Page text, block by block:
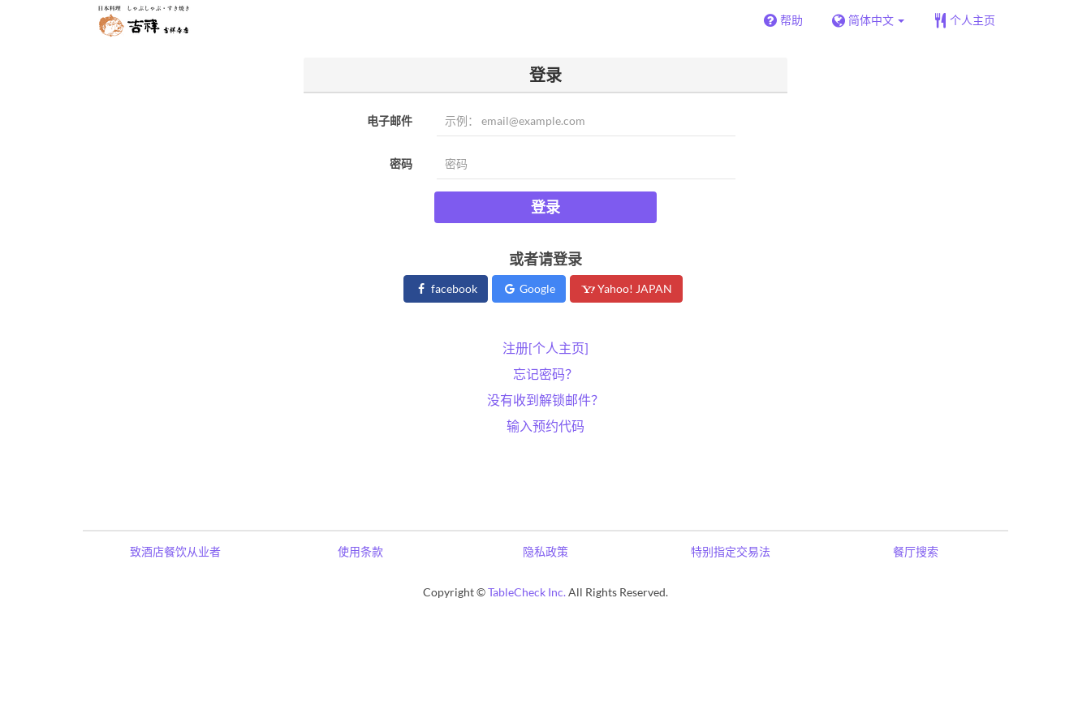
帮助 简体中文 个人主页
登录
电子邮件
密码
登录
或者请登录
facebook Google Yahoo! JAPAN
注册[个人主页]
忘记密码？
没有收到解锁邮件？
输入预约代码
致酒店餐饮从业者 使用条款 隐私政策 特别指定交易法 餐厅搜索
Copyright ©TableCheck Inc.All Rights Reserved.